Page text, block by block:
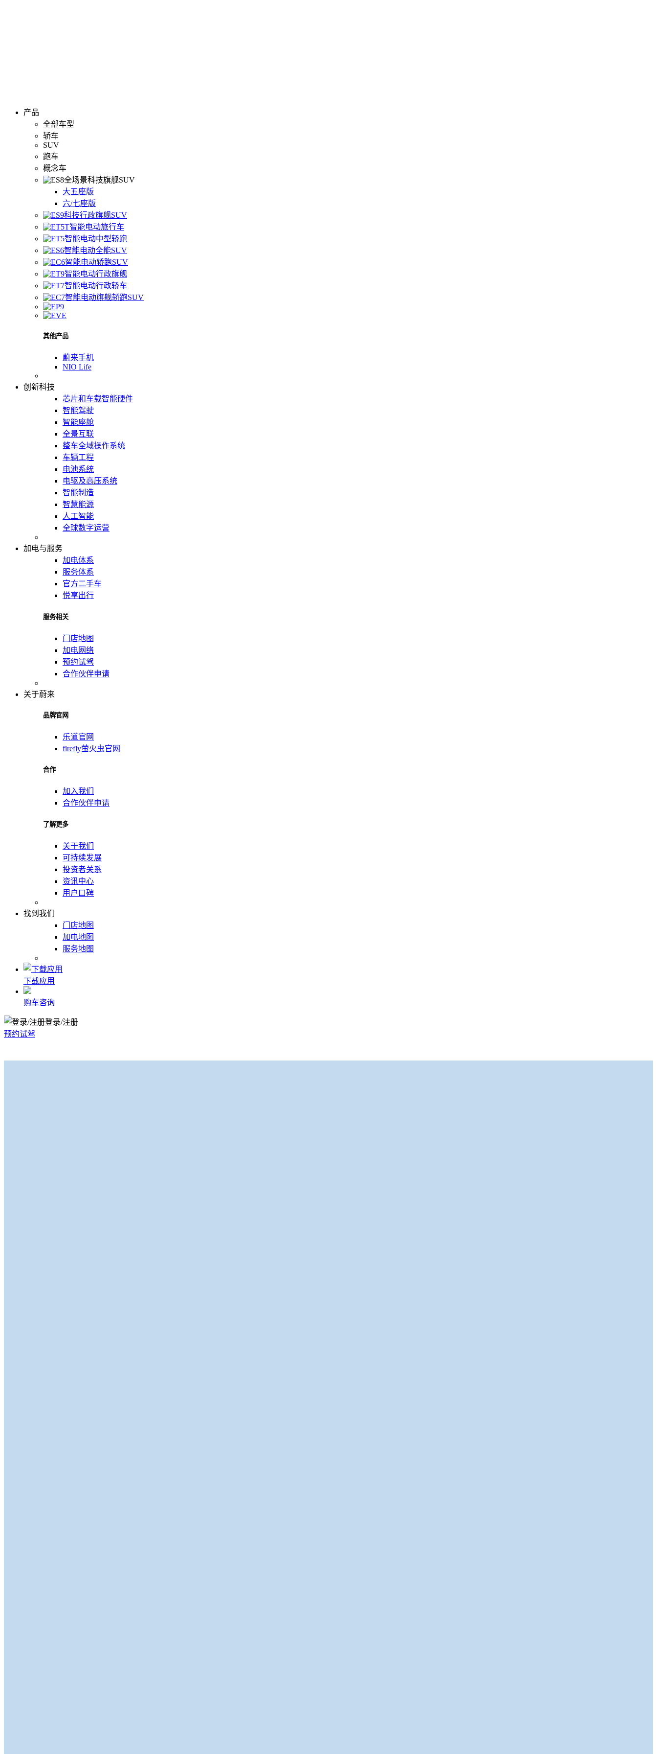
产品
全部车型
轿车
SUV
跑车
概念车
全场景科技旗舰SUV
大五座版
六/七座版
科技行政旗舰SUV
智能电动旅行车
智能电动中型轿跑
智能电动全能SUV
智能电动轿跑SUV
智能电动行政旗舰
智能电动行政轿车
智能电动旗舰轿跑SUV
其他产品
蔚来手机
NIO Life
创新科技
芯片和车载智能硬件
智能驾驶
智能座舱
全景互联
整车全域操作系统
车辆工程
电池系统
电驱及高压系统
智能制造
智慧能源
人工智能
全球数字运营
加电与服务
加电体系
服务体系
官方二手车
悦享出行
服务相关
门店地图
加电网络
预约试驾
合作伙伴申请
关于蔚来
品牌官网
乐道官网
firefly萤火虫官网
合作
加入我们
合作伙伴申请
了解更多
关于我们
可持续发展
投资者关系
资讯中心
用户口碑
找到我们
门店地图
加电地图
服务地图
下载应用
购车咨询
登录/注册
预约试驾